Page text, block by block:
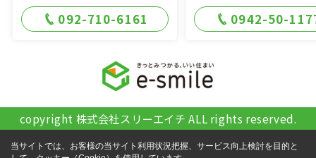
092-710-6161 0942-50-
copyright 株式会社スリーエイチ ALL rights reserved.
当サイトでは、お客様の当サイト利用状況把握、サービス向上検討を目的と